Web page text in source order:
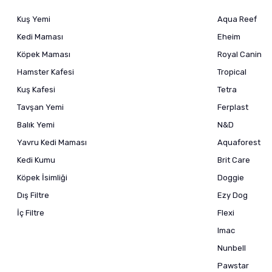
Kuş Yemi
Kedi Maması
Köpek Maması
Hamster Kafesi
Kuş Kafesi
Tavşan Yemi
Balık Yemi
Yavru Kedi Maması
Kedi Kumu
Köpek İsimliği
Dış Filtre
İç Filtre
Aqua Reef
Eheim
Royal Canin
Tropical
Tetra
Ferplast
N&D
Aquaforest
Brit Care
Doggie
Ezy Dog
Flexi
Imac
Nunbell
Pawstar